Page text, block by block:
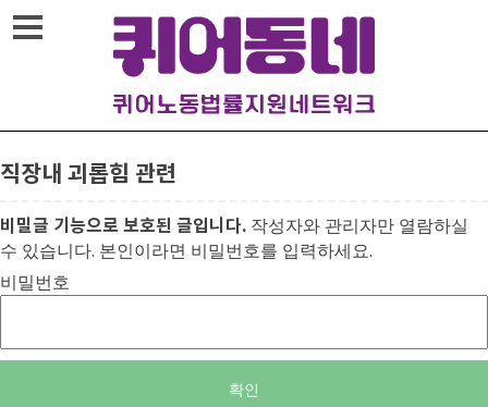
메뉴열기
직장내 괴롭힘 관련
비밀글 기능으로 보호된 글입니다. 작성자와 관리자만 열람하실
수 있습니다. 본인이라면 비밀번호를 입력하세요.
비밀번호